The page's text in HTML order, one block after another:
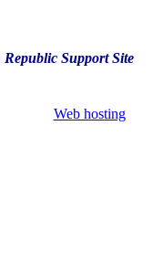
Republic Support Site
Web hosting